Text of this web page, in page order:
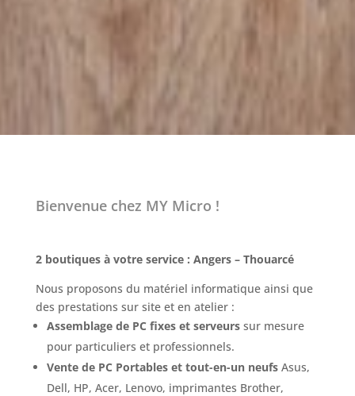
Bienvenue chez MY Micro !
2 boutiques à votre service : Angers – Thouarcé
Nous proposons du matériel informatique ainsi que
des prestations sur site et en atelier :
Assemblage de PC fixes et serveurssur mesure
pour particuliers et professionnels.
Vente de PC Portables et tout-en-un neufsAsus,
Dell, HP, Acer, Lenovo, imprimantes Brother,